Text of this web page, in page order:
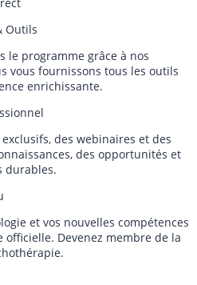
Outils
le programme grâce à nos
vous fournissons tous les outils
enrichissante.
des webinaires et des
des opportunités et
durables.
et vos nouvelles compétences
Devenez membre de la